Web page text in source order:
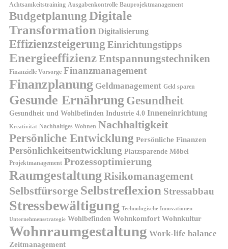
Achtsamkeitstraining Ausgabenkontrolle Bauprojektmanagement
BudgetplanungDigitale
Transformation Digitalisierung
Effizienzsteigerung Einrichtungstipps
EnergieeffizienzEntspannungstechniken
Finanzielle Vorsorge Finanzmanagement
Finanzplanung Geldmanagement Geld sparen
Gesunde Ernährung Gesundheit
Gesundheit und Wohlbefinden Industrie 4.0 Inneneinrichtung
Kreativität Nachhaltiges Wohnen Nachhaltigkeit
Persönliche Entwicklung Persönliche Finanzen
Persönlichkeitsentwicklung Platzsparende Möbel
Projektmanagement Prozessoptimierung
Raumgestaltung Risikomanagement
Selbstfürsorge Selbstreflexion Stressabbau
Stressbewältigung Technologische Innovationen
Unternehmensstrategie Wohlbefinden Wohnkomfort Wohnkultur
Wohnraumgestaltung Work-life balance
Zeitmanagement